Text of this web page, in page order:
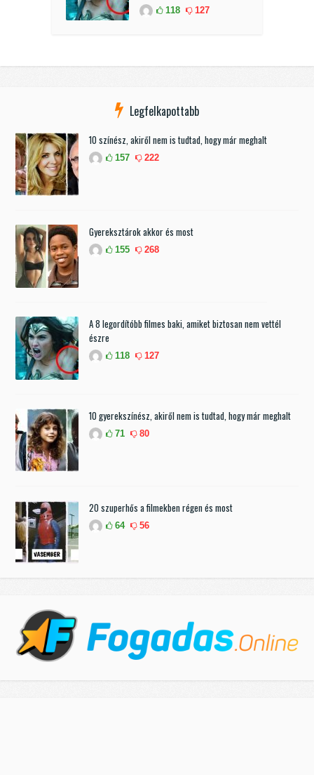
118 127
Legfelkapottabb
10 színész, akiről nem is tudtad, hogy már meghalt
157 222
Gyereksztárok akkor és most
155 268
A 8 legordítóbb filmes baki, amiket biztosan nem vettél
észre
118 127
10 gyerekszínész, akiről nem is tudtad, hogy már meghalt
71 80
20 szuperhős a filmekben régen és most
64 56